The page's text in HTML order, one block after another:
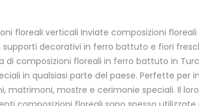
floreali verticali Inviate composizioni
decorativi in ferro battuto e fiori
di composizioni floreali in ferro battuto in
in qualsiasi parte del paese. Perfette per
mostre e cerimonie speciali. Il